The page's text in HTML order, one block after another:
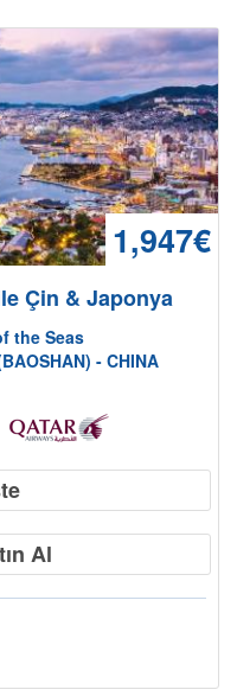
Gemide Yaşam
1,947€
Çin & Japonya
the Seas
- CHINA
Al